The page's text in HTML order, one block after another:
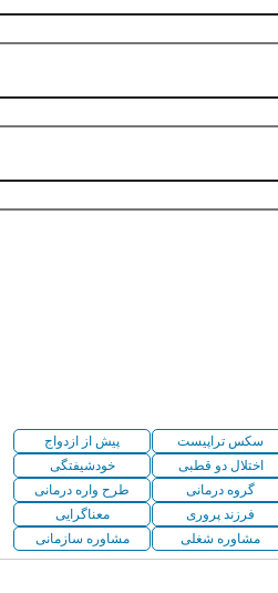
سکس تراپیست
پیش از ازدواج
اختلال دو قطبی
خودشیفتگی
گروه درمانی
طرح واره درمانی
فرزند پروری
معناگرایی
مشاوره شغلی مشاوره سازمانی